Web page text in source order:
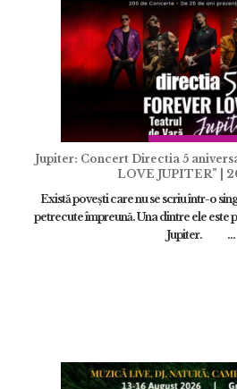
Jupiter: Concert Directia 5
LOVE JUPITER” |
Există povești care nu se scriu într-o
petrecute împreună. Una dintre ele este
Jupiter. ...